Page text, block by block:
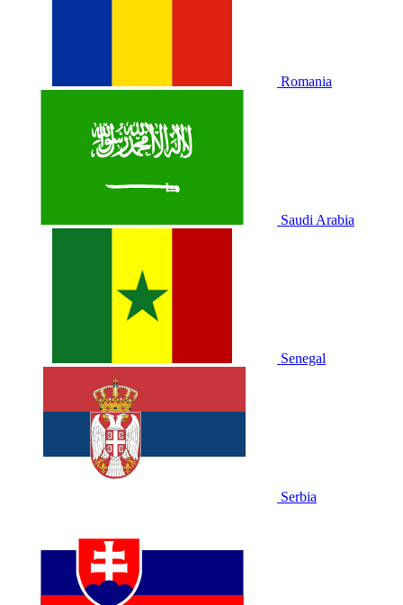
Romania
Saudi Arabia
Senegal
Serbia